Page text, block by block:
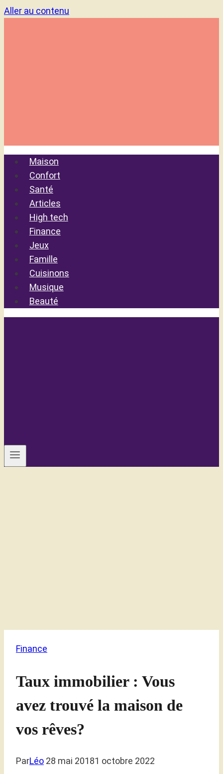
Aller au contenu
Maison
Confort
Santé
Articles
High tech
Finance
Jeux
Famille
Cuisinons
Musique
Beauté
Finance
Taux immobilier : Vous
avez trouvé la maison de
vos rêves?
ParLéo 28 mai 20181 octobre 2022